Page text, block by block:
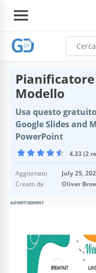
Modello
Usa questo
Google Slides and
PowerPoint
4.33 (2
Aggiornato
July 25,
Creato da
Oliver
ADVERTISEMENT